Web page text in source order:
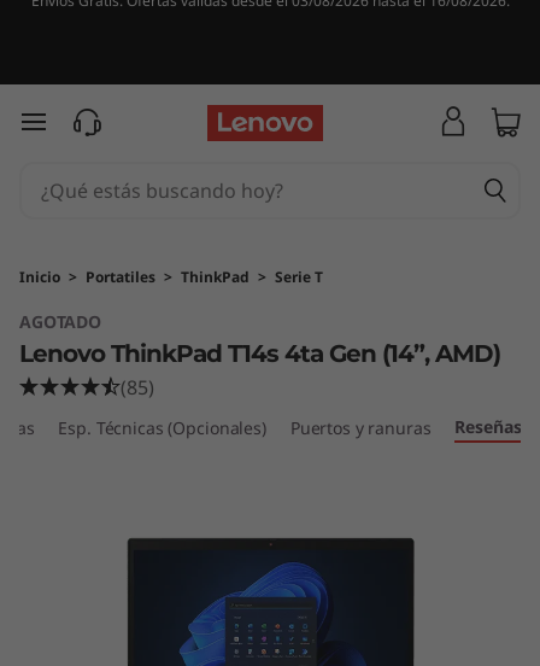
h
P
a
d
T
Ir al contenido principal
Inicio > Portatiles > ThinkPad > Serie T
AGOTADO
Lenovo ThinkPad T14s 4ta Gen (14”, AMD)
(85)
Esp. Técnicas (Opcionales) Puertos y ranuras Reseñas